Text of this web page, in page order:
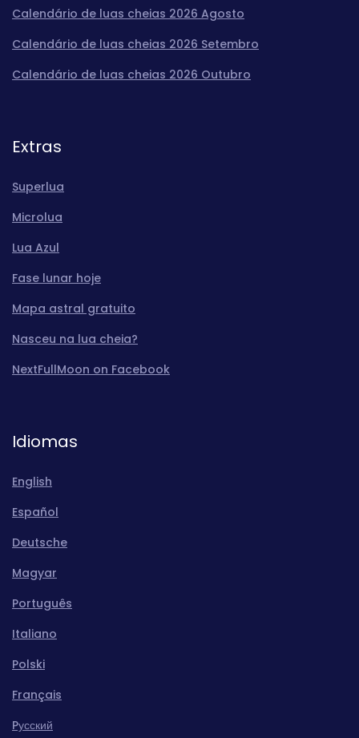
Calendário de luas cheias 2026 Agosto
Calendário de luas cheias 2026 Setembro
Calendário de luas cheias 2026 Outubro
Extras
Superlua
Microlua
Lua Azul
Fase lunar hoje
Mapa astral gratuito
Nasceu na lua cheia?
NextFullMoon on Facebook
Idiomas
English
Español
Deutsche
Magyar
Português
Italiano
Polski
Français
Pусский